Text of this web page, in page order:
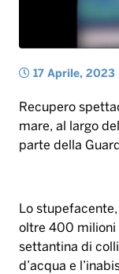
17 Aprile, 2023
Recupero
mare, al largo
parte della
Lo
oltre 400 milioni
settantina di
d’acqua e